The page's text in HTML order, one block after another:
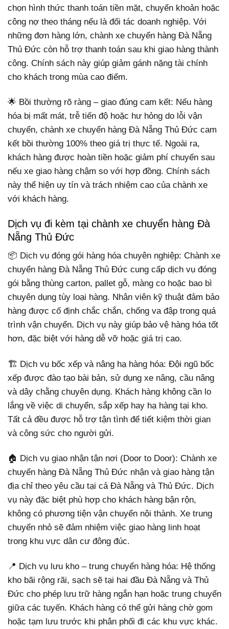
chọn hình thức thanh toán tiền mặt, chuyển khoản hoặc
công nợ theo tháng nếu là đối tác doanh nghiệp. Với
những đơn hàng lớn, chành xe chuyển hàng Đà Nẵng
Thủ Đức còn hỗ trợ thanh toán sau khi giao hàng thành
công. Chính sách này giúp giảm gánh nặng tài chính
cho khách trong mùa cao điểm.
🌟 Bồi thường rõ ràng – giao đúng cam kết: Nếu hàng
hóa bị mất mát, trễ tiến độ hoặc hư hỏng do lỗi vận
chuyển, chành xe chuyển hàng Đà Nẵng Thủ Đức cam
kết bồi thường 100% theo giá trị thực tế. Ngoài ra,
khách hàng được hoàn tiền hoặc giảm phí chuyến sau
nếu xe giao hàng chậm so với hợp đồng. Chính sách
này thể hiện uy tín và trách nhiệm cao của chành xe
với khách hàng.
Dịch vụ đi kèm tại chành xe chuyển hàng Đà
Nẵng Thủ Đức
📦 Dịch vụ đóng gói hàng hóa chuyên nghiệp: Chành xe
chuyển hàng Đà Nẵng Thủ Đức cung cấp dịch vụ đóng
gói bằng thùng carton, pallet gỗ, màng co hoặc bao bì
chuyên dụng tùy loại hàng. Nhân viên kỹ thuật đảm bảo
hàng được cố định chắc chắn, chống va đập trong quá
trình vận chuyển. Dịch vụ này giúp bảo vệ hàng hóa tốt
hơn, đặc biệt với hàng dễ vỡ hoặc giá trị cao.
🏗️ Dịch vụ bốc xếp và nâng hạ hàng hóa: Đội ngũ bốc
xếp được đào tạo bài bản, sử dụng xe nâng, cầu nâng
và dây chằng chuyên dụng. Khách hàng không cần lo
lắng về việc di chuyển, sắp xếp hay hạ hàng tại kho.
Tất cả đều được hỗ trợ tận tình để tiết kiệm thời gian
và công sức cho người gửi.
🏠 Dịch vụ giao nhận tận nơi (Door to Door): Chành xe
chuyển hàng Đà Nẵng Thủ Đức nhận và giao hàng tận
địa chỉ theo yêu cầu tại cả Đà Nẵng và Thủ Đức. Dịch
vụ này đặc biệt phù hợp cho khách hàng bận rộn,
không có phương tiện vận chuyển nội thành. Xe trung
chuyển nhỏ sẽ đảm nhiệm việc giao hàng linh hoạt
trong khu vực dân cư đông đúc.
📍 Dịch vụ lưu kho – trung chuyển hàng hóa: Hệ thống
kho bãi rộng rãi, sạch sẽ tại hai đầu Đà Nẵng và Thủ
Đức cho phép lưu trữ hàng ngắn hạn hoặc trung chuyển
giữa các tuyến. Khách hàng có thể gửi hàng chờ gom
hoặc tạm lưu trước khi phân phối đi các khu vực khác.